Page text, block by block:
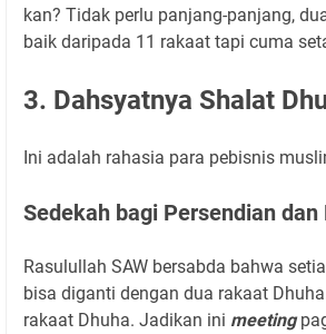
kan? Tidak perlu panjang-panjang,
baik daripada 11 rakaat tapi cuma
3. Dahsyatnya Shalat
Ini adalah rahasia para pebisnis
Sedekah bagi Persendian
Rasulullah SAW bersabda bahwa
bisa diganti dengan dua rakaat
rakaat Dhuha. Jadikan ini meeting